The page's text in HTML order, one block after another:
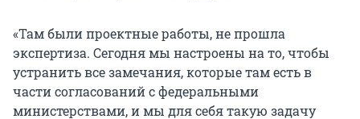
«Там были проектные работы, не прошла
экспертиза. Сегодня мы настроены на то, чтобы
устранить все замечания, которые там есть в
части согласований с федеральными
министерствами, и мы для себя такую задачу